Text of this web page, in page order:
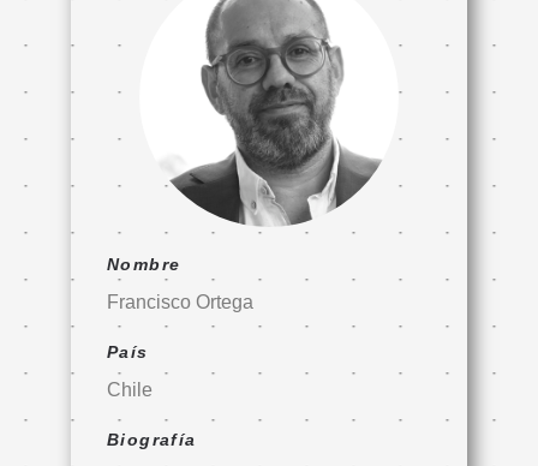
Nombre
Francisco Ortega
País
Chile
Biografía